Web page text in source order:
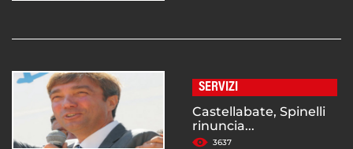
SERVIZI
Castellabate, Spinelli
rinuncia...
3637